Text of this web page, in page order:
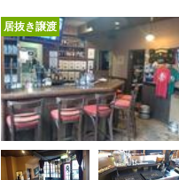
居抜き譲渡